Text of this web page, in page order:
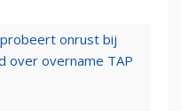
onrust bij
over overname TAP